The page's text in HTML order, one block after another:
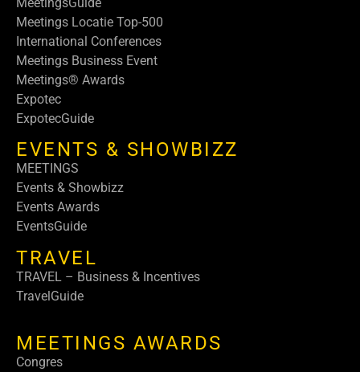
Meetings Locatie Top-500
International Conferences
Meetings Business Event
Meetings® Awards
Expotec
ExpotecGuide
EVENTS & SHOWBIZZ
MEETINGS
Events & Showbizz
Events Awards
EventsGuide
TRAVEL
TRAVEL – Business & Incentives
TravelGuide
MEETINGS AWARDS
Congres